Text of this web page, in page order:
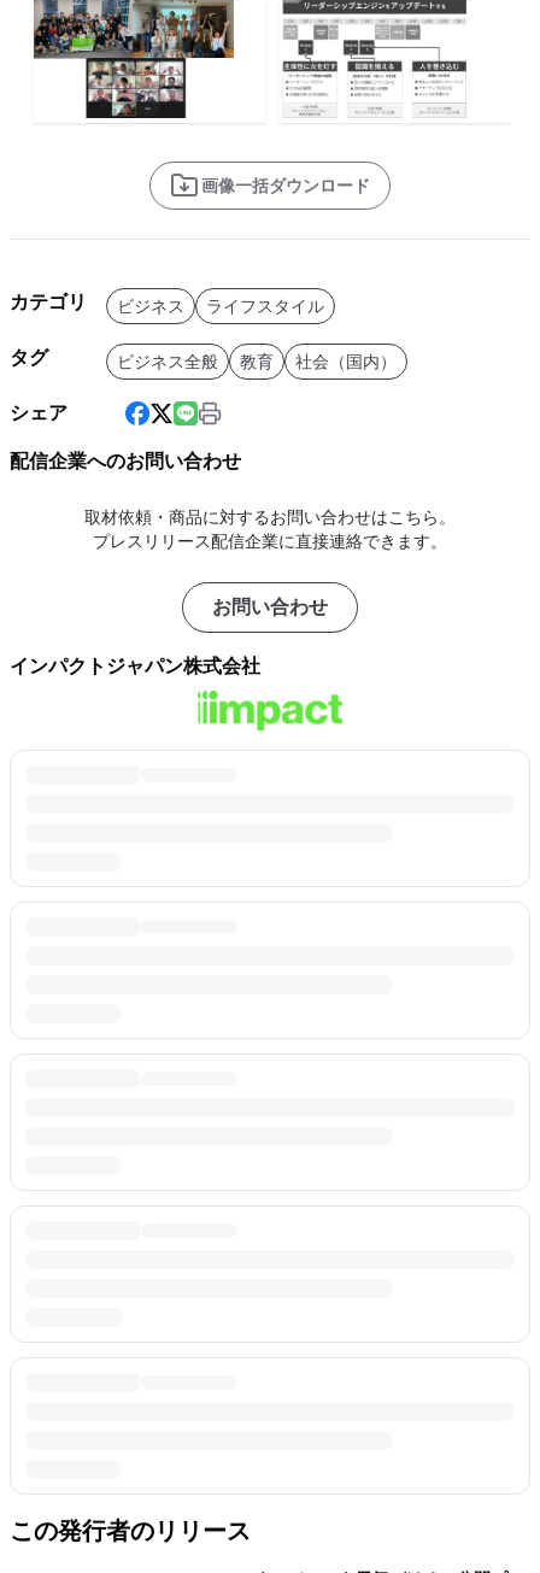
画像一括ダウンロード
カテゴリ ビジネス ライフスタイル
タグ ビジネス全般 教育 社会（国内）
シェア
配信企業へのお問い合わせ
取材依頼・商品に対するお問い合わせはこちら。
プレスリリース配信企業に直接連絡できます。
お問い合わせ
インパクトジャパン株式会社
この発行者のリリース